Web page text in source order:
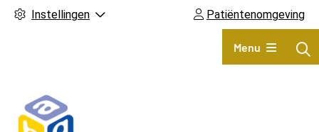
Instellingen Patiëntenomgeving
Hoofdmenu
Menu